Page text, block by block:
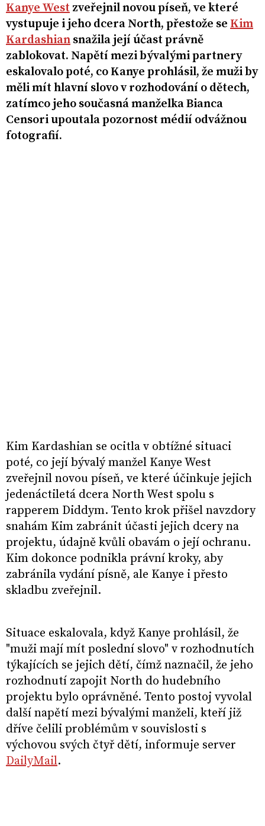
Kanye West zveřejnil novou píseň, ve které
vystupuje i jeho dcera North, přestože se Kim
Kardashian snažila její účast právně
zablokovat. Napětí mezi bývalými partnery
eskalovalo poté, co Kanye prohlásil, že muži by
měli mít hlavní slovo v rozhodování o dětech,
zatímco jeho současná manželka Bianca
Censori upoutala pozornost médií odvážnou
fotografií.
Kim Kardashian se ocitla v obtížné situaci
poté, co její bývalý manžel Kanye West
zveřejnil novou píseň, ve které účinkuje jejich
jedenáctiletá dcera North West spolu s
rapperem Diddym. Tento krok přišel navzdory
snahám Kim zabránit účasti jejich dcery na
projektu, údajně kvůli obavám o její ochranu.
Kim dokonce podnikla právní kroky, aby
zabránila vydání písně, ale Kanye i přesto
skladbu zveřejnil.
Situace eskalovala, když Kanye prohlásil, že
"muži mají mít poslední slovo" v rozhodnutích
týkajících se jejich dětí, čímž naznačil, že jeho
rozhodnutí zapojit North do hudebního
projektu bylo oprávněné. Tento postoj vyvolal
další napětí mezi bývalými manželi, kteří již
dříve čelili problémům v souvislosti s
výchovou svých čtyř dětí, informuje server
DailyMail.